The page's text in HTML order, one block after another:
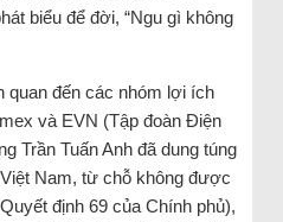
biểu để đời, “Ngu gì không
quan đến các nhóm lợi ích
và EVN (Tập đoàn Điện
Trần Tuấn Anh đã dung túng
Nam, từ chỗ không được
định 69 của Chính phủ),